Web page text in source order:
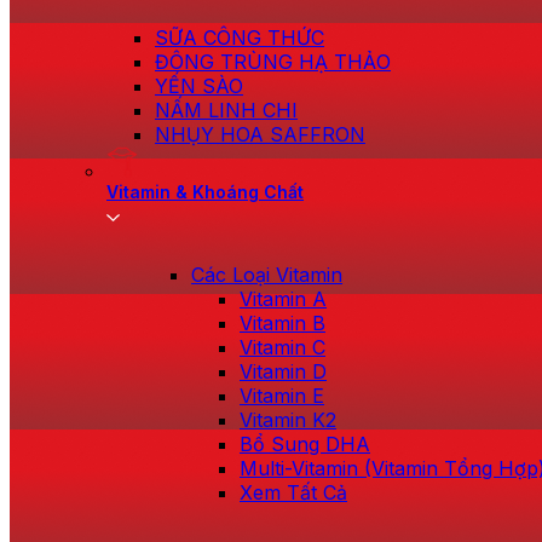
SỮA CÔNG THỨC
ĐÔNG TRÙNG HẠ THẢO
YẾN SÀO
NẤM LINH CHI
NHỤY HOA SAFFRON
Vitamin & Khoáng Chất
Các Loại Vitamin
Vitamin A
Vitamin B
Vitamin C
Vitamin D
Vitamin E
Vitamin K2
Bổ Sung DHA
Multi-Vitamin (Vitamin Tổng
Xem Tất Cả